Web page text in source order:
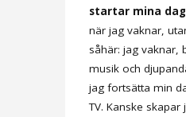
startar mina
när jag vaknar,
såhär: jag vaknar,
musik och
jag fortsätta min
TV. Kanske